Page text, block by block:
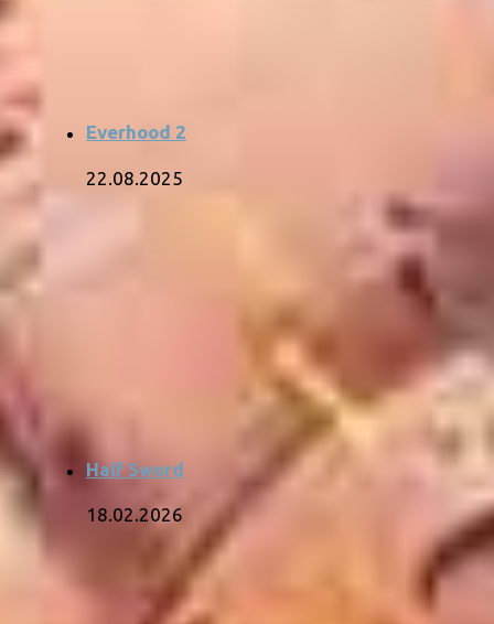
Everhood 2
22.08.2025
Half Sword
18.02.2026